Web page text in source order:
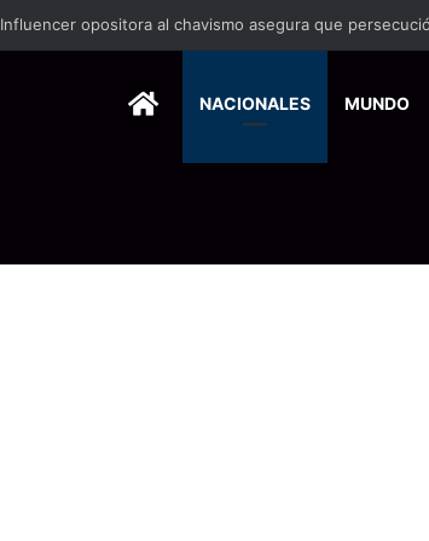
Industria plástica se suma a la economía circular
HOMENACIONALES MUNDO